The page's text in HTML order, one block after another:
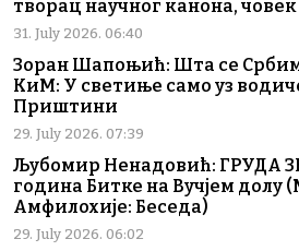
творац научног канона,
31. July 2026. 06:40
Зоран Шапоњић: Шта се
КиМ: У светиње само уз
Приштини
29. July 2026. 07:39
Љубомир Ненадовић: ГРУДА
година Битке на Вучјем долу
Амфилохије: Беседа)
29. July 2026. 06:02